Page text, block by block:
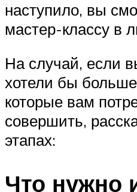
наступило, вы
мастер-классу в
На случай, если
хотели бы
которые вам
совершить,
этапах:
Что нужно